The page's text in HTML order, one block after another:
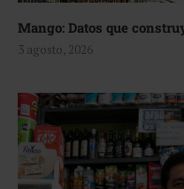
Mango: Datos que
3 agosto, 2026